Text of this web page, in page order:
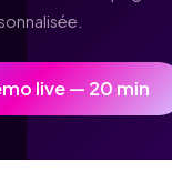
live — 20 min